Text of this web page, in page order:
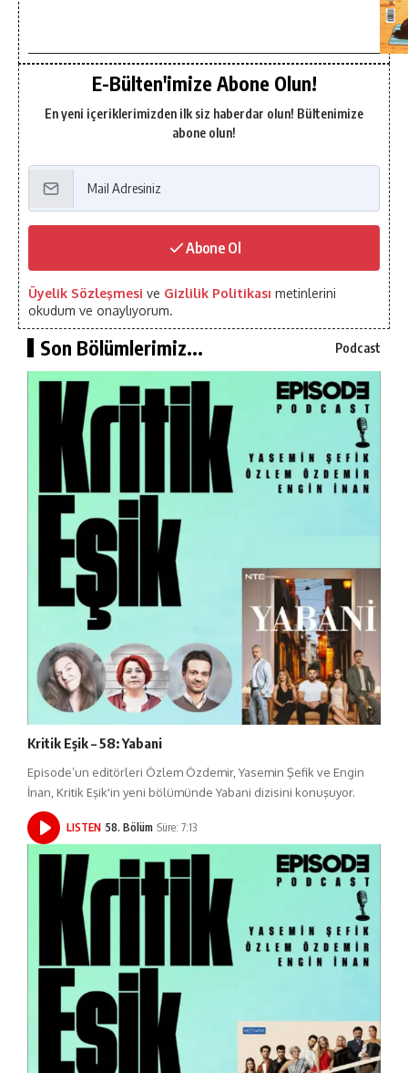
E-Bülten'imize Abone Olun!
En yeni içeriklerimizden ilk siz haberdar olun! Bültenimize
abone olun!
Abone Ol
Üyelik Sözleşmesi ve Gizlilik Politikası metinlerini
okudum ve onaylıyorum.
Son Bölümlerimiz... Podcast
Kritik Eşik – 58: Yabani
Episode’un editörleri Özlem Özdemir, Yasemin Şefik ve Engin
İnan, Kritik Eşik'in yeni bölümünde Yabani dizisini konuşuyor.
LISTEN 58. Bölüm Süre: 7:13